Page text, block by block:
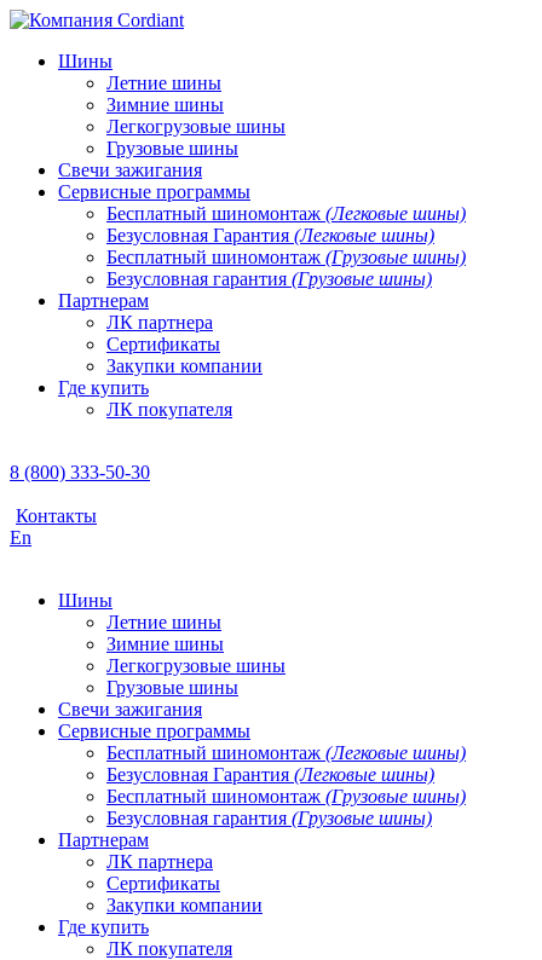
Шины
Летние шины
Зимние шины
Легкогрузовые шины
Грузовые шины
Свечи зажигания
Сервисные программы
Бесплатный шиномонтаж (Легковые шины)
Безусловная Гарантия (Легковые шины)
Бесплатный шиномонтаж (Грузовые шины)
Безусловная гарантия (Грузовые шины)
Партнерам
ЛК партнера
Сертификаты
Закупки компании
Где купить
ЛК покупателя
8 (800) 333-50-30
Контакты
En
Шины
Летние шины
Зимние шины
Легкогрузовые шины
Грузовые шины
Свечи зажигания
Сервисные программы
Бесплатный шиномонтаж (Легковые шины)
Безусловная Гарантия (Легковые шины)
Бесплатный шиномонтаж (Грузовые шины)
Безусловная гарантия (Грузовые шины)
Партнерам
ЛК партнера
Сертификаты
Закупки компании
Где купить
ЛК покупателя